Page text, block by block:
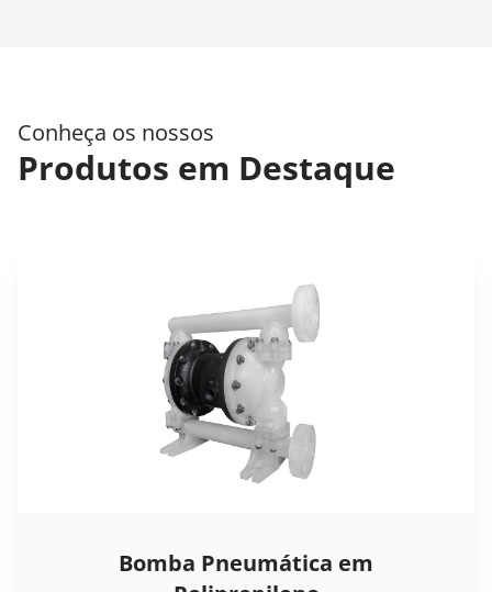
Conheça os nossos
Produtos em Destaque
Bomba Pneumática em